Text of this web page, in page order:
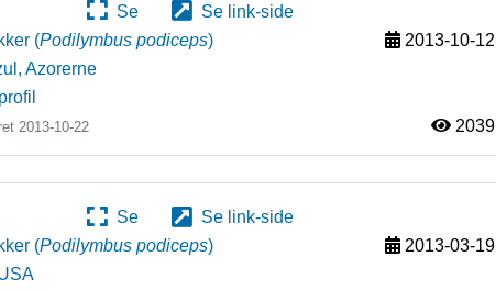
Se
Se link-side
(Podilymbus podiceps)
2013-10-12
,Azorerne
2013-10-22 2039
Se
Se link-side
(Podilymbus podiceps)
2013-03-19